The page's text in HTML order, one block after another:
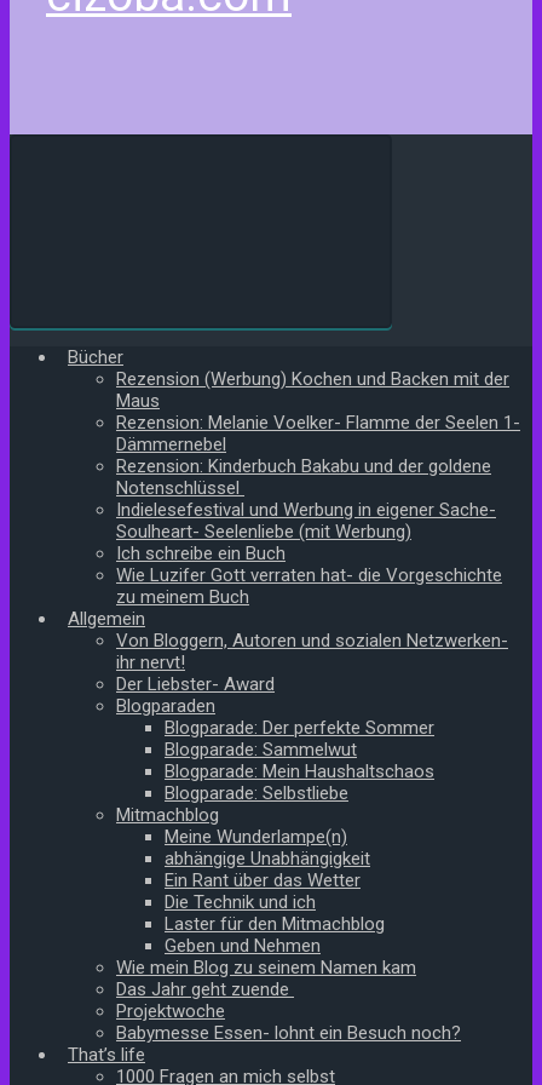
Bücher
Rezension (Werbung) Kochen und Backen mit der
Maus
Rezension: Melanie Voelker- Flamme der Seelen 1-
Dämmernebel
Rezension: Kinderbuch Bakabu und der goldene
Notenschlüssel
Indielesefestival und Werbung in eigener Sache-
Soulheart- Seelenliebe (mit Werbung)
Ich schreibe ein Buch
Wie Luzifer Gott verraten hat- die Vorgeschichte
zu meinem Buch
Allgemein
Von Bloggern, Autoren und sozialen Netzwerken-
ihr nervt!
Der Liebster- Award
Blogparaden
Blogparade: Der perfekte Sommer
Blogparade: Sammelwut
Blogparade: Mein Haushaltschaos
Blogparade: Selbstliebe
Mitmachblog
Meine Wunderlampe(n)
abhängige Unabhängigkeit
Ein Rant über das Wetter
Die Technik und ich
Laster für den Mitmachblog
Geben und Nehmen
Wie mein Blog zu seinem Namen kam
Das Jahr geht zuende
Projektwoche
Babymesse Essen- lohnt ein Besuch noch?
That’s life
1000 Fragen an mich selbst